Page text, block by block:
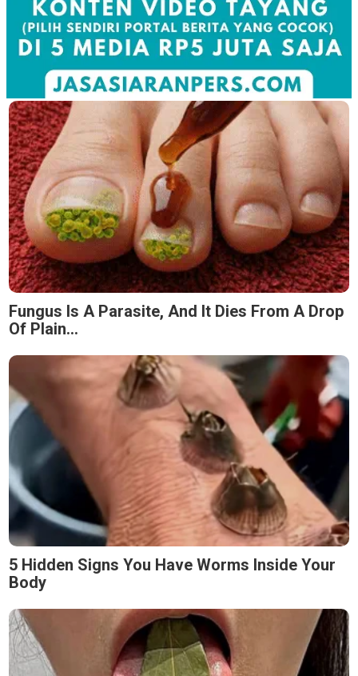
Fungus Is A Parasite, And It Dies From A Drop
Of Plain...
5 Hidden Signs You Have Worms Inside Your
Body